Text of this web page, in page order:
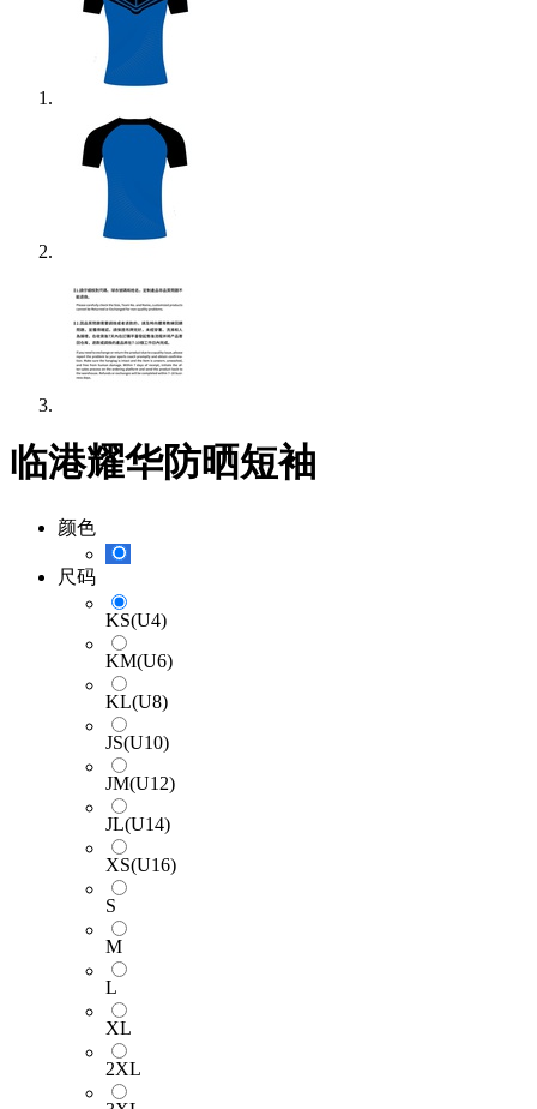
临港耀华防晒短袖
颜色
尺码
KS(U4)
KM(U6)
KL(U8)
JS(U10)
JM(U12)
JL(U14)
XS(U16)
S
M
L
XL
2XL